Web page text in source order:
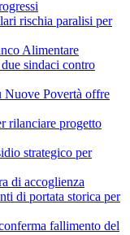
rischia paralisi per
Alimentare
sindaci contro
Nuove Povertà offre
rilanciare progetto
strategico per
di accoglienza
di portata storica per
fallimento del